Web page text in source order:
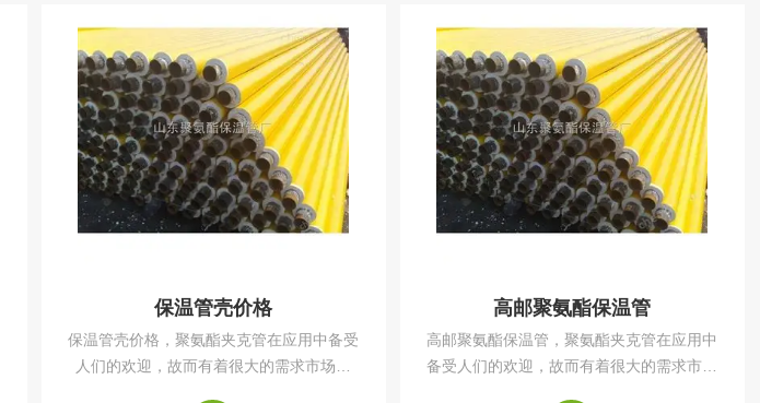
保温管壳价格
保温管壳价格，聚氨酯夹克管在应用中备受
人们的欢迎，故而有着很大的需求市场存
高邮聚氨酯保温管
高邮聚氨酯保温管，聚氨酯夹克管在应用中
备受人们的欢迎，故而有着很大的需求市场